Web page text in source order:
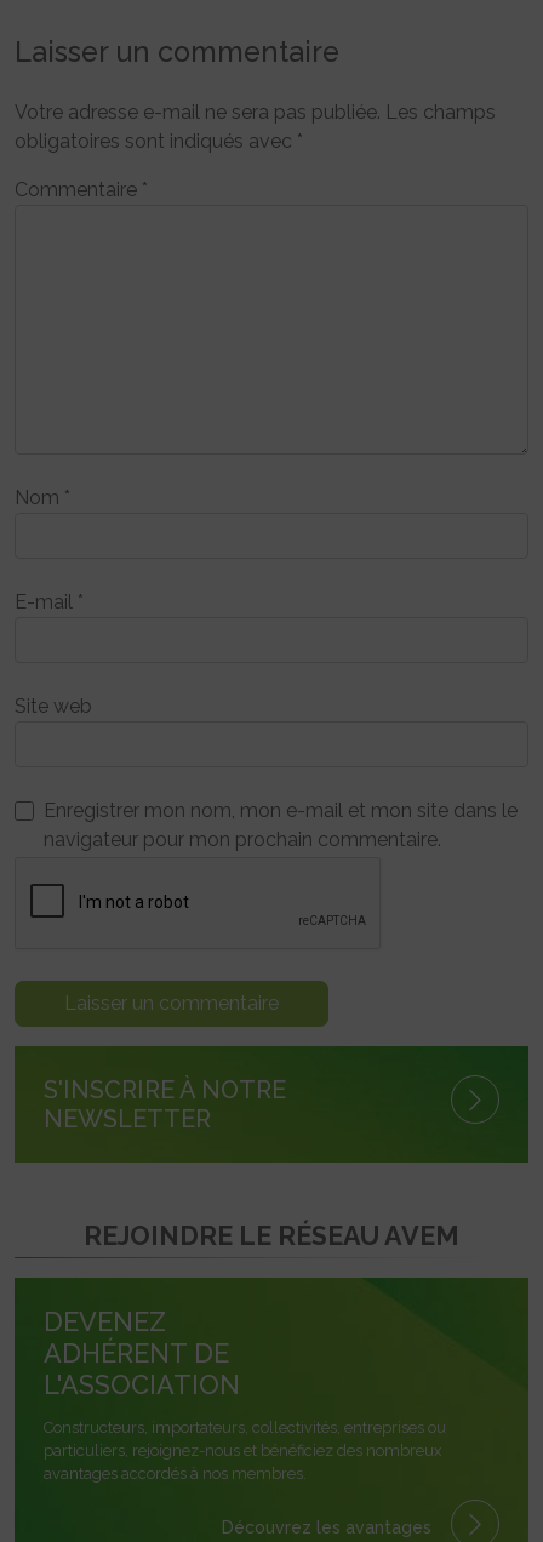
Laisser un commentaire
Votre adresse e-mail ne sera pas publiée. Les champs
obligatoires sont indiqués avec *
Commentaire *
Nom *
E-mail *
Site web
Enregistrer mon nom, mon e-mail et mon site dans le
navigateur pour mon prochain commentaire.
S'INSCRIRE À NOTRE
NEWSLETTER
REJOINDRE LE RÉSEAU AVEM
DEVENEZ
ADHÉRENT DE
L'ASSOCIATION
Constructeurs, importateurs, collectivités, entreprises ou
particuliers, rejoignez-nous et bénéficiez des nombreux
avantages accordés à nos membres.
Découvrez les avantages